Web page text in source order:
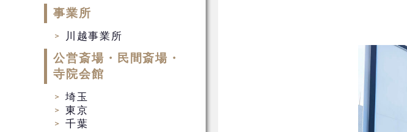
事業所
川越事業所
公営斎場・民間斎場・
寺院会館
埼玉
東京
千葉